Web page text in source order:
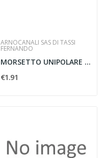
ARNOCANALI SAS DI TASSI
FERNANDO
MORSETTO UNIPOLARE 10POLI X 6 MMQ
€1.91